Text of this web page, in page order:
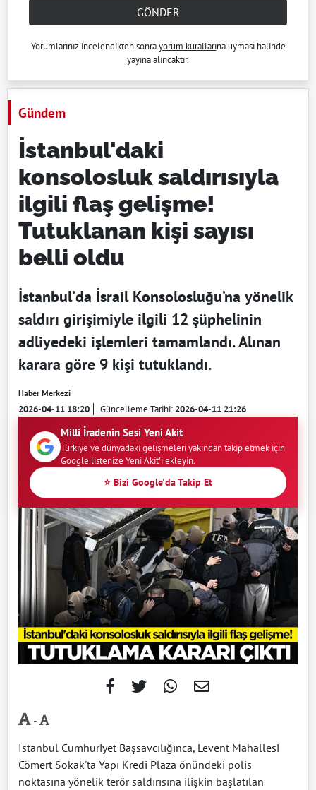
GÖNDER
Yorumlarınız incelendikten sonrayorum kurallarına uyması halinde
yayına alıncaktır.
Gündem
İstanbul'daki
konsolosluk saldırısıyla
ilgili flaş gelişme!
Tutuklanan kişi sayısı
belli oldu
İstanbul’da İsrail Konsolosluğu’na yönelik
saldırı girişimiyle ilgili 12 şüphelinin
adliyedeki işlemleri tamamlandı. Alınan
karara göre 9 kişi tutuklandı.
Haber Merkezi
2026-04-11 18:20 Güncelleme Tarihi:2026-04-11 21:26
Milli İradenin Sesi Yeni Akit
Türkiye ve dünyadaki gelişmeleri yakından takip etmek için
Google listenize Yeni Akit'i ekleyin.
⭐ Bizi Google'da Takip Et
-
İstanbul Cumhuriyet Başsavcılığınca, Levent Mahallesi
Cömert Sokak'ta Yapı Kredi Plaza önündeki polis
noktasına yönelik terör saldırısına ilişkin başlatılan